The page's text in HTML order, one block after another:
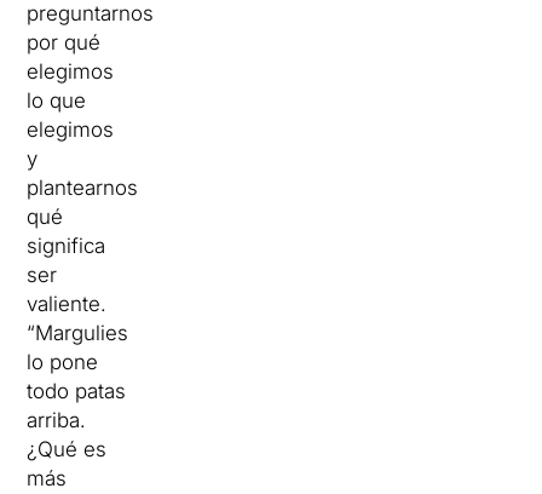
preguntarnos
por qué
elegimos
lo que
elegimos
y
plantearnos
qué
significa
ser
valiente.
“Margulies
lo pone
todo patas
arriba.
¿Qué es
más